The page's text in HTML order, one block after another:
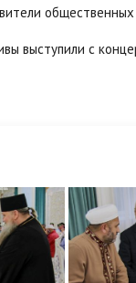
общественных
выступили с